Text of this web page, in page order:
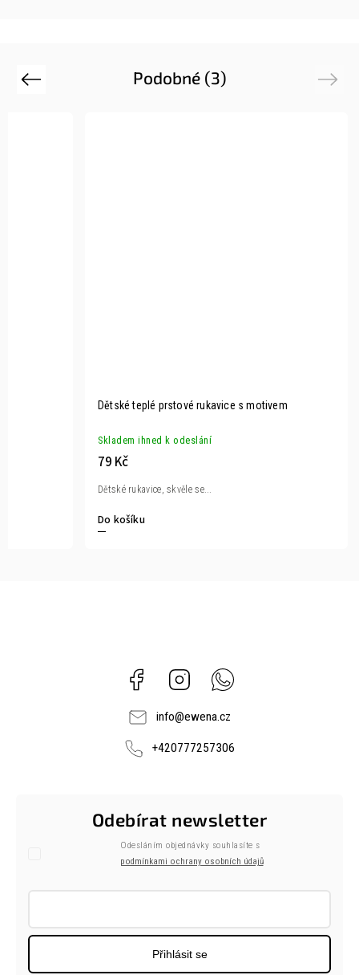
Podobné (3)
Previous
Dětské teplé prstové rukavice s motivem
Skladem ihned k odeslání
79 Kč
Do košíku
Dětské rukavice, skvěle se...
Next
Facebook Instagram
info@ewena.cz
+420777257306
Odebírat newsletter
Odesláním objednávky souhlasíte s
podmínkami ochrany osobních údajů
Přihlásit se